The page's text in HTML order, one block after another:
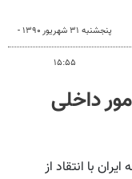
پنجشنبه ۳۱ شهریور ۱۳۹۰ -
۱۵:۵۵
داخلی
با انتقاد از